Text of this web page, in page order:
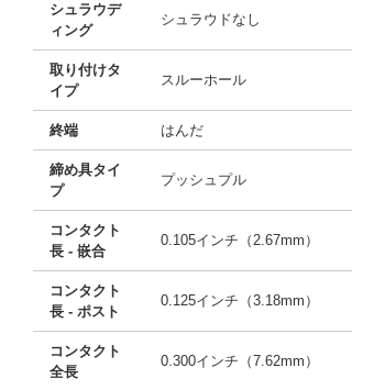
シュラウデ
ィング
シュラウドなし
取り付けタ
イプ
スルーホール
終端 はんだ
締め具タイ
プ
プッシュプル
コンタクト
長 - 嵌合
0.105インチ（2.67mm）
コンタクト
長 - ポスト
0.125インチ（3.18mm）
コンタクト
全長
0.300インチ（7.62mm）